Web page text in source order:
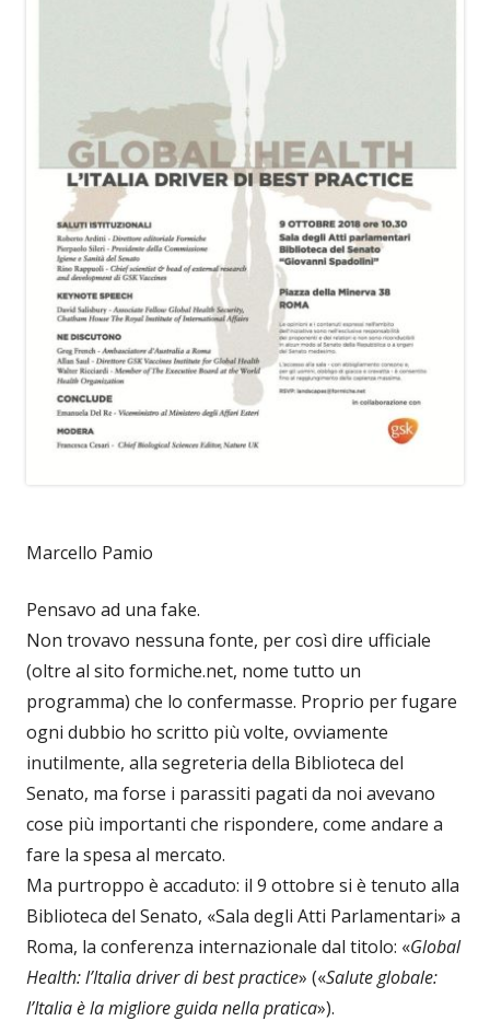
Marcello Pamio
Pensavo ad una fake.
Non trovavo nessuna fonte, per così dire ufficiale
(oltre al sito formiche.net, nome tutto un
programma) che lo confermasse. Proprio per fugare
ogni dubbio ho scritto più volte, ovviamente
inutilmente, alla segreteria della Biblioteca del
Senato, ma forse i parassiti pagati da noi avevano
cose più importanti che rispondere, come andare a
fare la spesa al mercato.
Ma purtroppo è accaduto: il 9 ottobre si è tenuto alla
Biblioteca del Senato, «Sala degli Atti Parlamentari» a
Roma, la conferenza internazionale dal titolo: «Global
Health: l’Italia driver di best practice» («Salute globale:
l’Italia è la migliore guida nella pratica»).